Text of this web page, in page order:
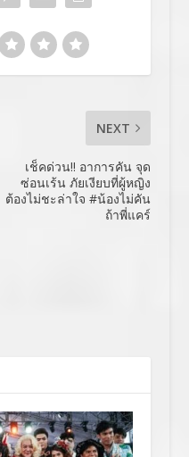
NEXT
เช็คด่วน!! อาการคัน จุด
ซ่อนเร้น ภัยเงียบที่ผู้หญิง
ต้องไม่ชะล่าใจ #น้องไม่คัน
ถ้าพี่แคร์